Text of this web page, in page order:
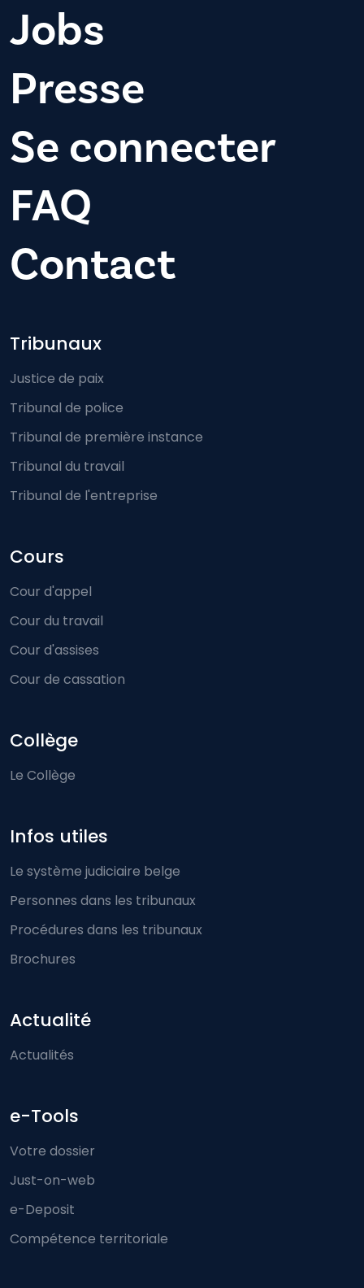
Jobs
Presse
Se connecter
FAQ
Contact
Footer-menu
Tribunaux
Justice de paix
Tribunal de police
Tribunal de première instance
Tribunal du travail
Tribunal de l'entreprise
Cours
Cour d'appel
Cour du travail
Cour d'assises
Cour de cassation
Collège
Le Collège
Infos utiles
Le système judiciaire belge
Personnes dans les tribunaux
Procédures dans les tribunaux
Brochures
Actualité
Actualités
e-Tools
Votre dossier
Just-on-web
e-Deposit
Compétence territoriale